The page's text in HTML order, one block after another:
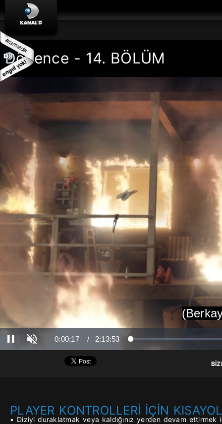
Dönence - 14. BÖLÜM
Duraklat
Süre
0:00:17 / Toplam Süre
2:13:53 Yüklendi: 0%
Yükleniyor: 0%
PLAYER KONTROLLERİ İÇİN
• Diziyi duraklatmak veya kaldığınız yerden devam ettirmek